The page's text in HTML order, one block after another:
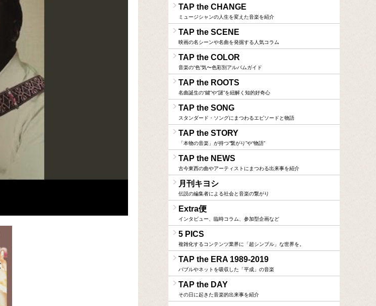
TAP the CHANGE
ミュージシャンの人生を変えた音楽を紹介
TAP the SCENE
映画の名シーンや名曲を発掘する人気コラム
TAP the COLOR
音楽の“色”気〜色彩別アルバムガイド
TAP the ROOTS
名曲誕生の“鍵”や“謎”を紐解く知的好奇心
TAP the SONG
スタンダード・ソングにまつわるエピソードと物語
TAP the STORY
「本物の音楽」が持つ“繋がり”や“物語”
TAP the NEWS
古今東西の曲やアーティストにまつわる出来事を紹介
月刊キヨシ
伝説の編集者による社会と音楽の繋がり
Extra便
インタビュー、臨時コラム、参加型企画など
5 PICS
複雑化するコンテンツ業界に「超シンプル」な世界を。
TAP the ERA 1989-2019
バブルやネットを吸収した「平成」の音楽
TAP the DAY
その日に起きた音楽的出来事を紹介